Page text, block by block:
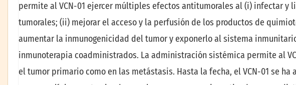
permite al VCN-01 ejercer múltiples efectos antitumorales al (i) infectar y
tumorales; (ii) mejorar el acceso y la perfusión de los productos de
aumentar la inmunogenicidad del tumor y exponerlo al sistema
inmunoterapia coadministrados. La administración sistémica permite al
el tumor primario como en las metástasis. Hasta la fecha, el VCN-01 se ha